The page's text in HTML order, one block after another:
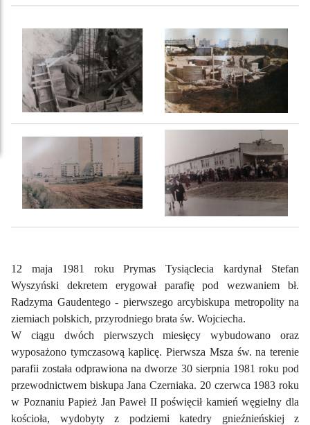
12 maja 1981 roku Prymas Tysiąclecia kardynał Stefan
Wyszyński dekretem erygował parafię pod wezwaniem bł.
Radzyma Gaudentego - pierwszego arcybiskupa metropolity na
ziemiach polskich, przyrodniego brata św. Wojciecha.
W ciągu dwóch pierwszych miesięcy wybudowano oraz
wyposażono tymczasową kaplicę. Pierwsza Msza św. na terenie
parafii została odprawiona na dworze 30 sierpnia 1981 roku pod
przewodnictwem biskupa Jana Czerniaka. 20 czerwca 1983 roku
w Poznaniu Papież Jan Paweł II poświęcił kamień węgielny dla
kościoła, wydobyty z podziemi katedry gnieźnieńskiej z